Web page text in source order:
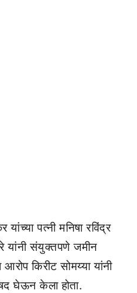
पत्नी मनिषा रविंद्र
यांनी संयुक्तपणे जमीन
किरीट सोमय्या यांनी
घेऊन केला होता.